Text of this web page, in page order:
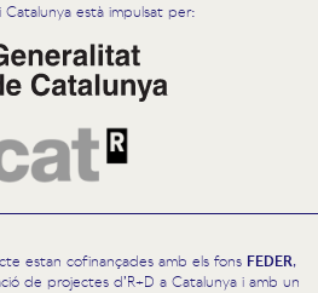
Catalunya està impulsat per:
estan cofinançades amb els fons FEDER,
de projectes d’R+D a Catalunya i amb un